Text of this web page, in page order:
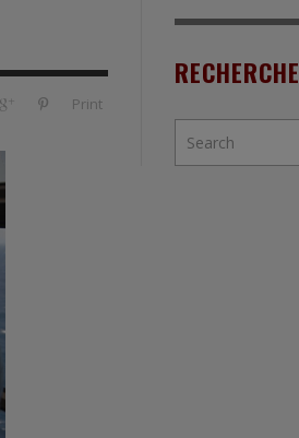
THÉMATIQUE
2015 Print
RECHERCHE